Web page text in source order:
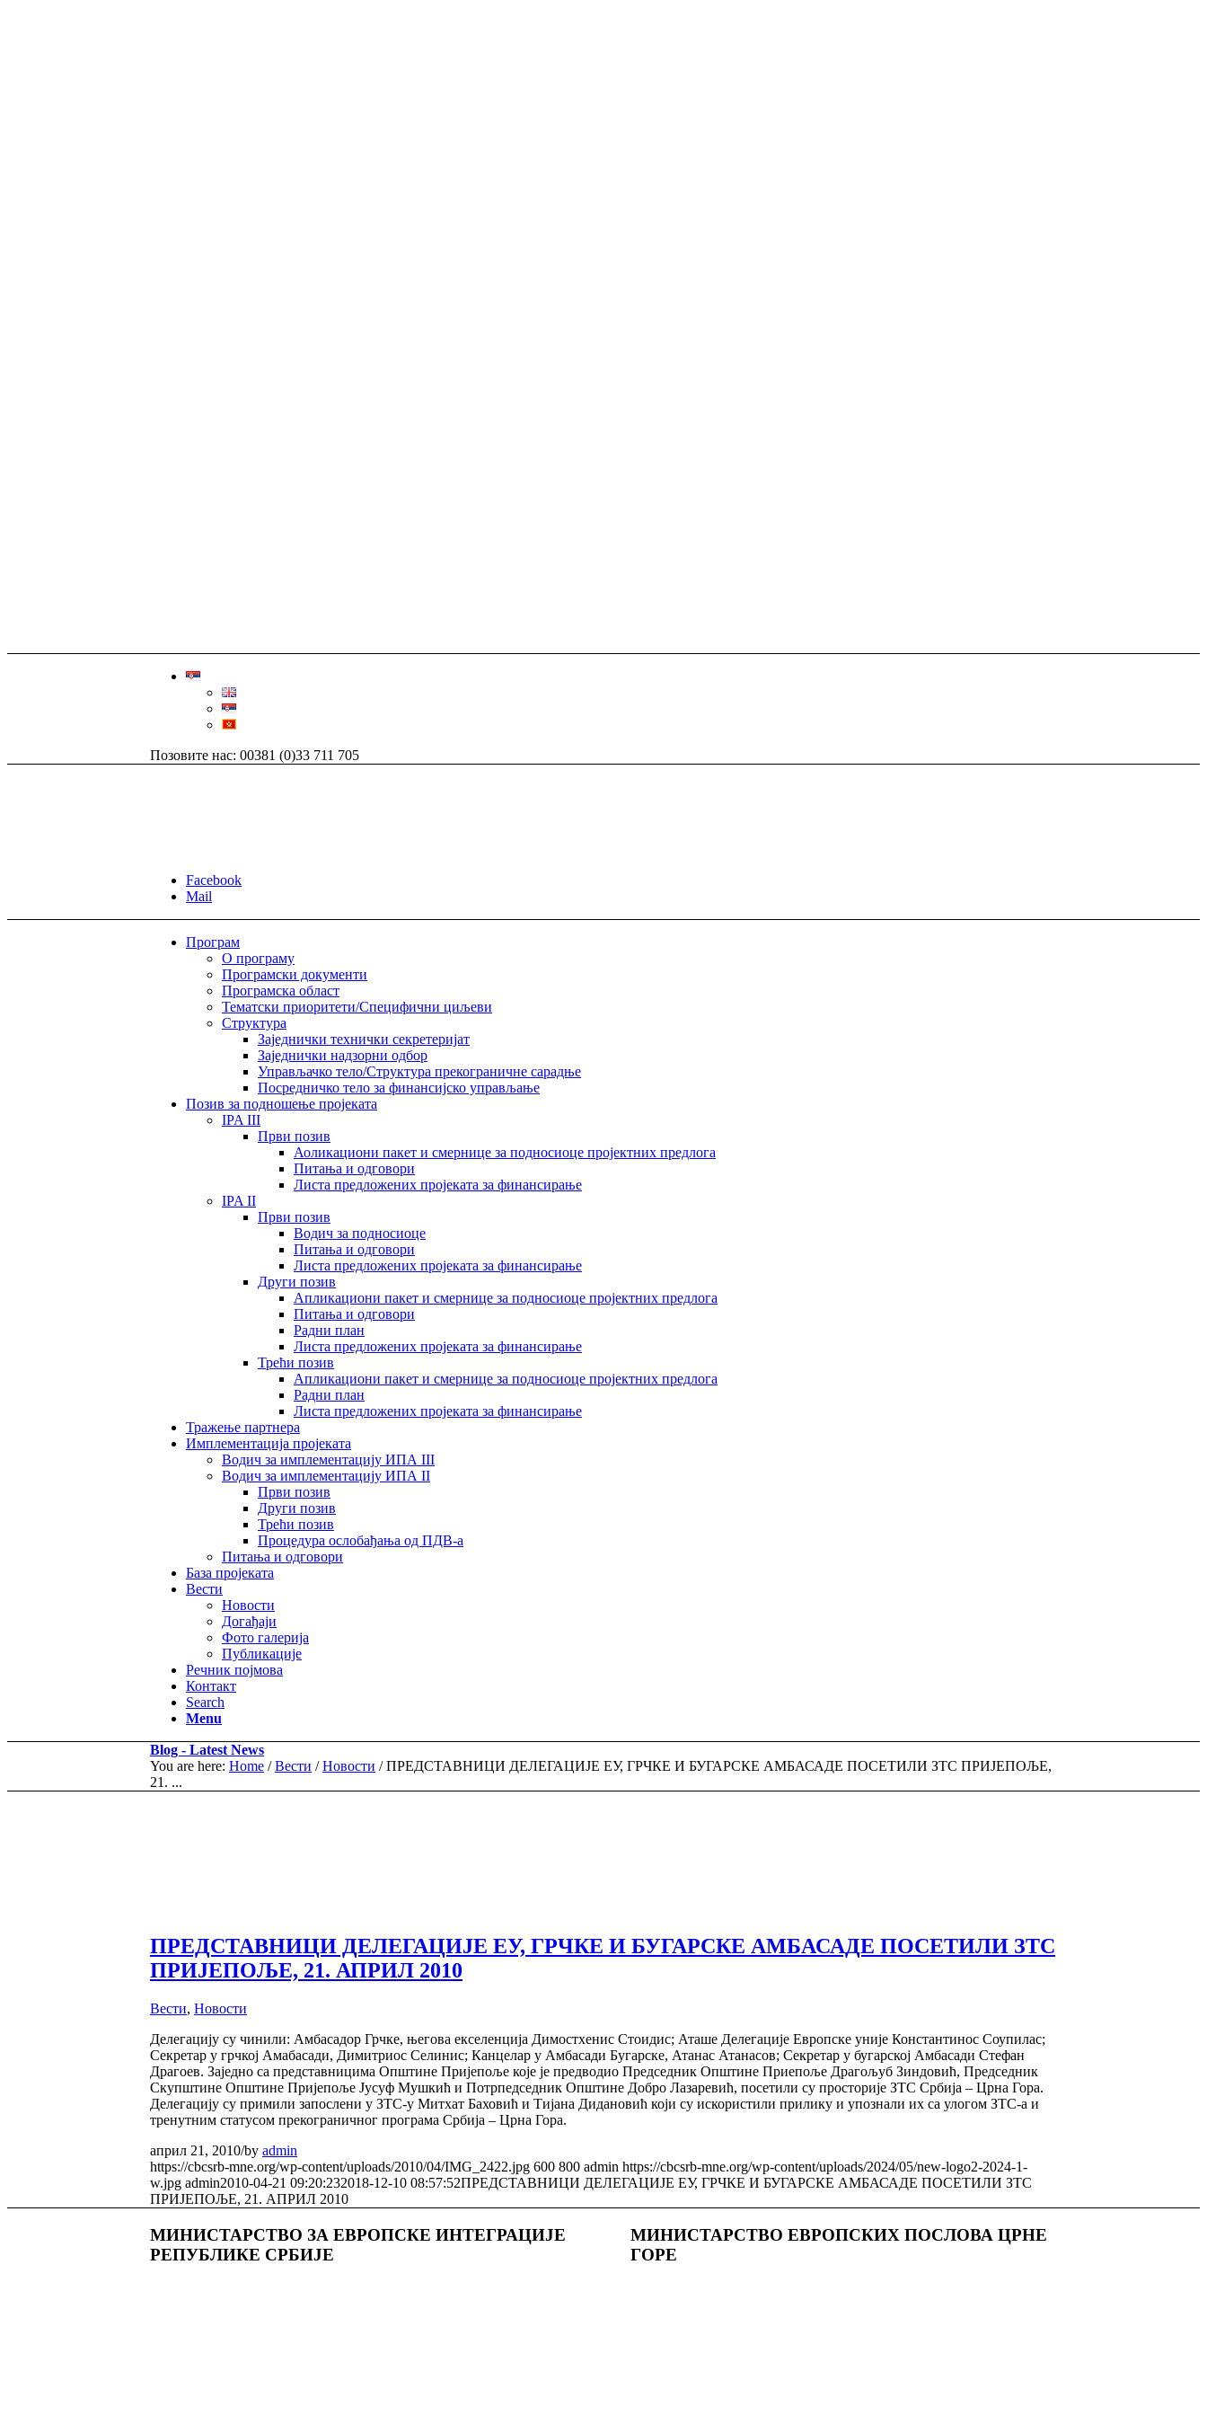
Позовите нас: 00381 (0)33 711 705
Facebook
Mail
Програм
О програму
Програмски документи
Програмска област
Тематски приоритети/Специфични циљеви
Структура
Заједнички технички секретеријат
Заједнички надзорни одбор
Управљачко тело/Структура прекограничне сарадње
Посредничко тело за финансијско управљање
Позив за подношење пројеката
IPA III
Први позив
Аоликациони пакет и смернице за подносиоце пројектних предлога
Питања и одговори
Листа предложених пројеката за финансирање
IPA II
Први позив
Водич за подносиоце
Питања и одговори
Листа предложених пројеката за финансирање
Други позив
Апликациони пакет и смернице за подносиоце пројектних предлога
Питања и одговори
Радни план
Листа предложених пројеката за финансирање
Трећи позив
Апликациони пакет и смернице за подносиоце пројектних предлога
Радни план
Листа предложених пројеката за финансирање
Тражење партнера
Имплементација пројеката
Водич за имплементацију ИПА III
Водич за имплементацију ИПА II
Први позив
Други позив
Трећи позив
Процедура ослобађања од ПДВ-а
Питања и одговори
База пројеката
Вести
Новости
Догађаји
Фото галерија
Публикације
Речник појмова
Контакт
Search
Menu
Blog - Latest News
You are here: Home / Вести / Новости / ПРЕДСТАВНИЦИ ДЕЛЕГАЦИЈЕ ЕУ, ГРЧКЕ И БУГАРСКЕ АМБАСАДЕ ПОСЕТИЛИ ЗТС ПРИЈЕПОЉЕ,
21. ...
ПРЕДСТАВНИЦИ ДЕЛЕГАЦИЈЕ ЕУ, ГРЧКЕ И БУГАРСКЕ АМБАСАДЕ ПОСЕТИЛИ ЗТС
ПРИЈЕПОЉЕ, 21. АПРИЛ 2010
Вести, Новости
Делегацију су чинили: Амбасадор Грчке, његова екселенција Димостхенис Стоидис; Аташе Делегације Европске уније Константинос Соупилас;
Секретар у грчкој Амабасади, Димитриос Селинис; Канцелар у Амбасади Бугарске, Атанас Атанасов; Секретар у бугарској Амбасади Стефан
Драгоев. Заједно са представницима Општине Пријепоље које је предводио Председник Општине Приепоље Драгољуб Зиндовић, Председник
Скупштине Општине Пријепоље Јусуф Мушкић и Потрпедседник Општине Добро Лазаревић, посетили су просторије ЗТС Србија – Црна Гора.
Делегацију су примили запослени у ЗТС-у Митхат Баховић и Тијана Дидановић који су искористили прилику и упознали их са улогом ЗТС-а и
тренутним статусом прекограничног програма Србија – Црна Гора.
април 21, 2010/by admin
https://cbcsrb-mne.org/wp-content/uploads/2010/04/IMG_2422.jpg 600 800 admin https://cbcsrb-mne.org/wp-content/uploads/2024/05/new-logo2-2024-1-
w.jpg admin2010-04-21 09:20:232018-12-10 08:57:52ПРЕДСТАВНИЦИ ДЕЛЕГАЦИЈЕ ЕУ, ГРЧКЕ И БУГАРСКЕ АМБАСАДЕ ПОСЕТИЛИ ЗТС
ПРИЈЕПОЉЕ, 21. АПРИЛ 2010
МИНИСТАРСТВО ЗА ЕВРОПСКЕ ИНТЕГРАЦИЈЕ
РЕПУБЛИКЕ СРБИЈЕ
МИНИСТАРСТВО ЕВРОПСКИХ ПОСЛОВА ЦРНЕ
ГОРE